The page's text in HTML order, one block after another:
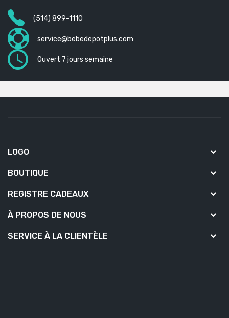
(514) 899-1110
service@bebedepotplus.com
Ouvert 7 jours semaine
LOGO
BOUTIQUE
REGISTRE CADEAUX
À PROPOS DE NOUS
SERVICE À LA CLIENTÈLE